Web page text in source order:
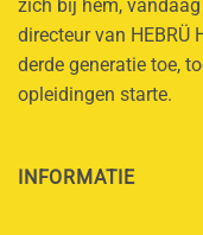
zich bij hem,
directeur van HEBRÜ
derde generatie toe,
opleidingen starte.
INFORMATIE